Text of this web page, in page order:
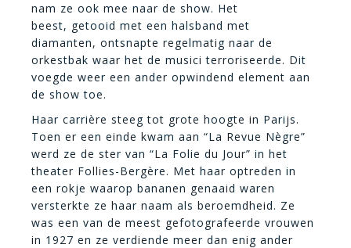
nam ze ook mee naar de show. Het
beest, getooid met een halsband met
diamanten, ontsnapte regelmatig naar de
orkestbak waar het de musici terroriseerde. Dit
voegde weer een ander opwindend element aan
de show toe.
Haar carrière steeg tot grote hoogte in Parijs.
Toen er een einde kwam aan “La Revue Nègre”
werd ze de ster van “La Folie du Jour” in het
theater Follies-Bergère. Met haar optreden in
een rokje waarop bananen genaaid waren
versterkte ze haar naam als beroemdheid. Ze
was een van de meest gefotografeerde vrouwen
in 1927 en ze verdiende meer dan enig ander